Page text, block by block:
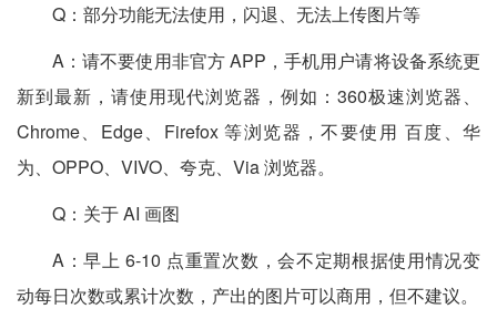
Q：部分功能无法使用，闪退、无法上传图片等
A：请不要使用非官方 APP，手机用户请将设备系统更
新到最新，请使用现代浏览器，例如：360极速浏览器、
Chrome、Edge、Firefox 等浏览器，不要使用 百度、华
为、OPPO、VIVO、夸克、Via 浏览器。
Q：关于 AI 画图
A：早上 6-10 点重置次数，会不定期根据使用情况变
动每日次数或累计次数，产出的图片可以商用，但不建议。